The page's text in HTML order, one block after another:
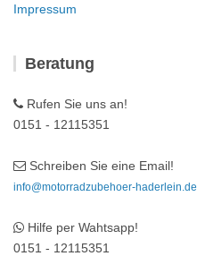
Impressum
Beratung
Rufen Sie uns an!
0151 - 12115351
Schreiben Sie eine Email!
info@motorradzubehoer-haderlein.de
Hilfe per Wahtsapp!
0151 - 12115351